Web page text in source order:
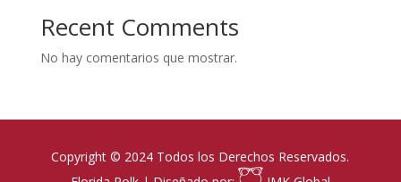
Recent Comments
No hay comentarios que mostrar.
Copyright © 2024 Todos los Derechos Reservados.